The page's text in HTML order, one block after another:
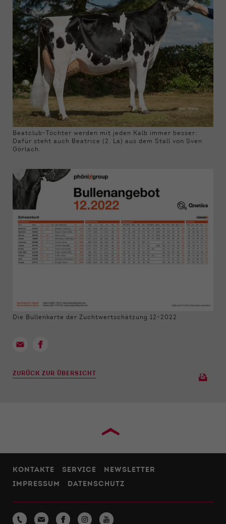
Beatclub-Töchter werden mit jeden Kalb immer besser:
Dafür steht auch Beatrice (2. La) aus dem Stall von Sven
Görlach.
Die Bullenkarte der Zuchtwertschätzung 12-2022
ZURÜCK ZUR ÜBERSICHT
›
KONTAKTE SERVICE
NEWSLETTER
IMPRESSUM
DATENSCHUTZ